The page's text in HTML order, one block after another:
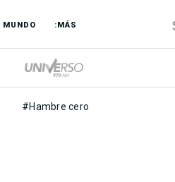
MUNDO :MÁS
#Hambre cero